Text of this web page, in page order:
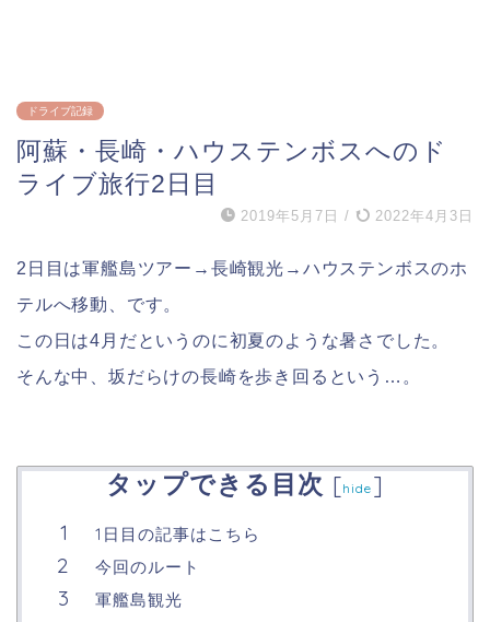
ドライブ記録
阿蘇・長崎・ハウステンボスへのド
ライブ旅行2日目
2019年5月7日 / 2022年4月3日
2日目は軍艦島ツアー→長崎観光→ハウステンボスのホ
テルへ移動、です。
この日は4月だというのに初夏のような暑さでした。
そんな中、坂だらけの長崎を歩き回るという…。
タップできる目次 [hide ]
1日目の記事はこちら
今回のルート
軍艦島観光